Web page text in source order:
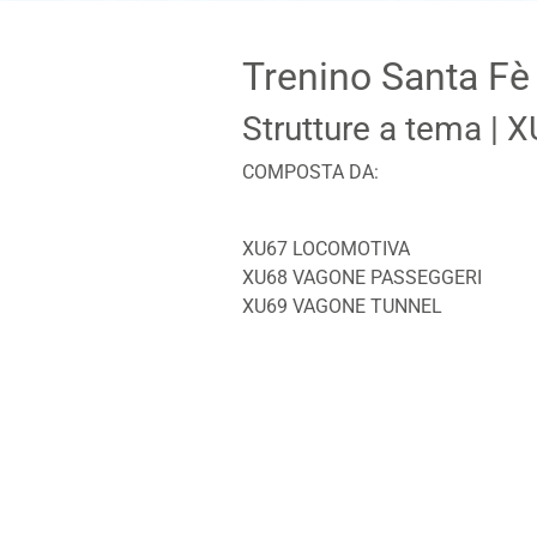
Trenino Santa Fè
Strutture a tema |
COMPOSTA DA:
XU67 LOCOMOTIVA
XU68 VAGONE PASSEGGERI
XU69 VAGONE TUNNEL